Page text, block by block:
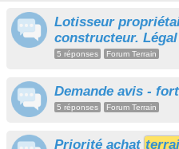
Lotisseur
constructeur.
5 réponses Forum Terrain
Demande avis -
5 réponses Forum Terrain
Priorité achat